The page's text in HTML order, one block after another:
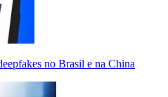
no Brasil e na China